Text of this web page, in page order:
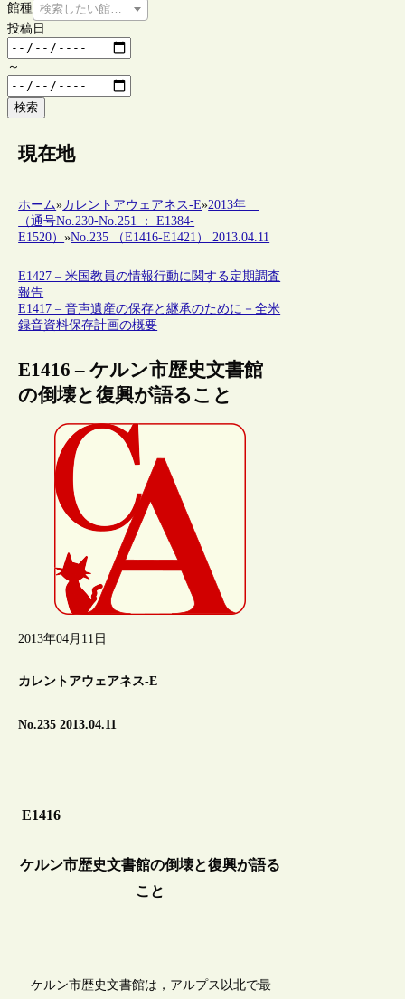
館種 検索したい館種を選択してください
投稿日
～
検索
現在地
ホーム»カレントアウェアネス-E»2013年
（通号No.230-No.251 ： E1384-
E1520）»No.235 （E1416-E1421） 2013.04.11
E1427 – 米国教員の情報行動に関する定期調査
報告
E1417 – 音声遺産の保存と継承のために－全米
録音資料保存計画の概要
E1416 – ケルン市歴史文書館
の倒壊と復興が語ること
2013年04月11日
カレントアウェアネス-E
No.235 2013.04.11
E1416
ケルン市歴史文書館の倒壊と復興が語る
こと
ケルン市歴史文書館は，アルプス以北で最